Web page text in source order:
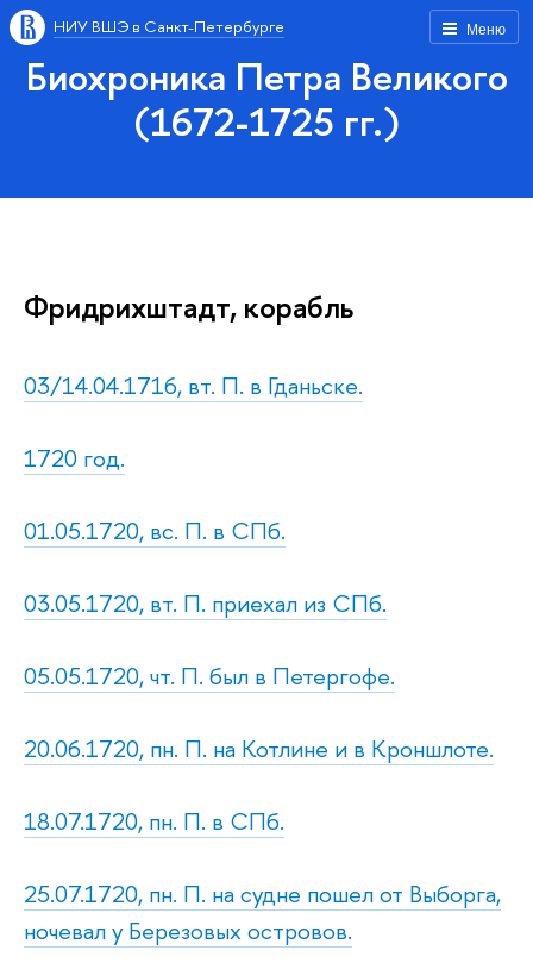
Меню
НИУ ВШЭ в Санкт-Петербурге
Биохроника Петра Великого
(1672-1725 гг.)
Фридрихштадт, корабль
03/14.04.1716, вт. П. в Гданьске.
1720 год.
01.05.1720, вс. П. в СПб.
03.05.1720, вт. П. приехал из СПб.
05.05.1720, чт. П. был в Петергофе.
20.06.1720, пн. П. на Котлине и в Кроншлоте.
18.07.1720, пн. П. в СПб.
25.07.1720, пн. П. на судне пошел от Выборга,
ночевал у Березовых островов.